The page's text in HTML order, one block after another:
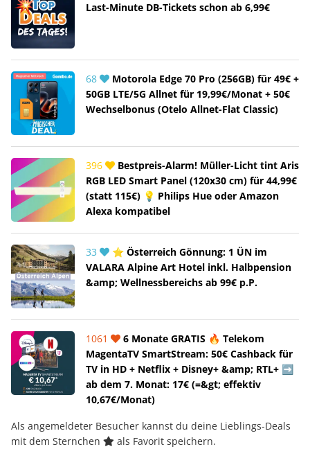
Last-Minute DB-Tickets schon ab 6,99€
68
Motorola Edge 70 Pro (256GB) für 49€ +
50GB LTE/5G Allnet für 19,99€/Monat + 50€
Wechselbonus (Otelo Allnet-Flat Classic)
396
Bestpreis-Alarm! Müller-Licht tint Aris
RGB LED Smart Panel (120x30 cm) für 44,99€
(statt 115€) 💡 Philips Hue oder Amazon
Alexa kompatibel
33
⭐ Österreich Gönnung: 1 ÜN im
VALARA Alpine Art Hotel inkl. Halbpension
&amp; Wellnessbereichs ab 99€ p.P.
1061
6 Monate GRATIS 🔥 Telekom
MagentaTV SmartStream: 50€ Cashback für
TV in HD + Netflix + Disney+ &amp; RTL+ ➡️
ab dem 7. Monat: 17€ (=&gt; effektiv
10,67€/Monat)
Als angemeldeter Besucher kannst du deine Lieblings-Deals
mit dem Sternchen
als Favorit speichern.